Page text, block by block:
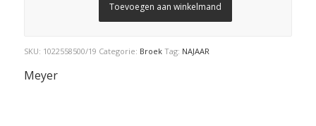
Toevoegen aan winkelmand
SKU: 1022558500/19 Categorie: Broek Tag: NAJAAR
Meyer